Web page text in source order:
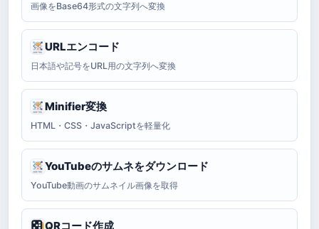
画像をBase64形式の文字列へ変換
URLエンコード
日本語や記号をURL用の文字列へ変換
Minifier変換
HTML・CSS・JavaScriptを軽量化
YouTubeのサムネをダウンロード
YouTube動画のサムネイル画像を取得
QRコード作成